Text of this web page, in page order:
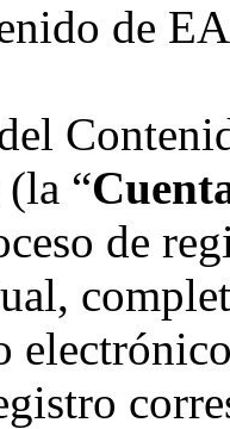
de
(la “
de